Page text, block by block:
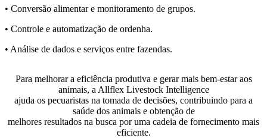
• Conversão alimentar e monitoramento de grupos.
• Controle e automatização de ordenha.
• Análise de dados e serviços entre fazendas.
Para melhorar a eficiência produtiva e gerar mais bem-estar aos
animais, a Allflex Livestock Intelligence
ajuda os pecuaristas na tomada de decisões, contribuindo para a
saúde dos animais e obtenção de
melhores resultados na busca por uma cadeia de fornecimento mais
eficiente.